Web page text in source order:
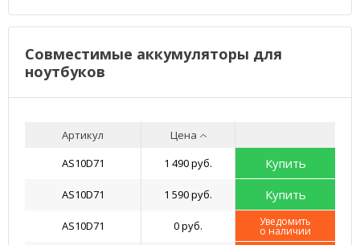
Совместимые аккумуляторы для
ноутбуков
Артикул
Цена
AS10D71
1 490 руб. Купить
AS10D71 1 590 руб. Купить
AS10D71 0 руб. Уведомить
о наличии